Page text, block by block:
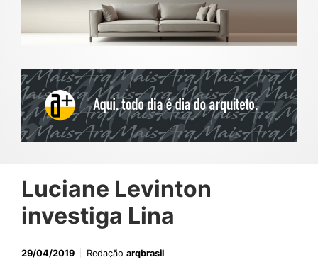
Luciane Levinton
investiga Lina
29/04/2019 Redação arqbrasil